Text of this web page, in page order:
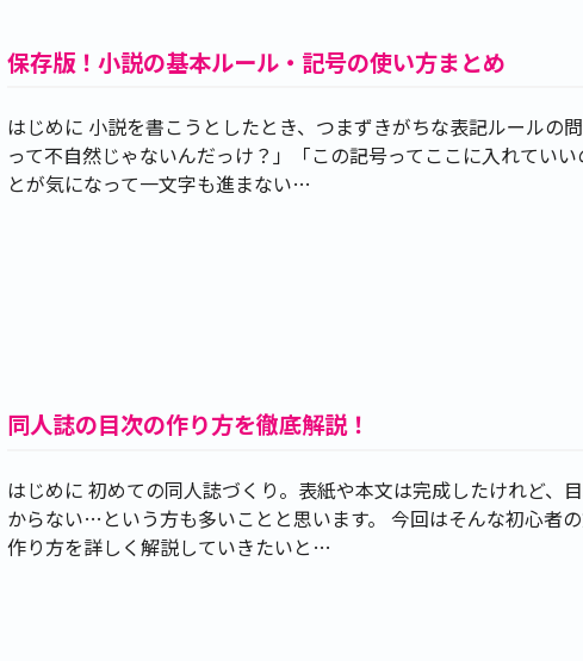
保存版！小説の基本ルール・記号の使い方まとめ
はじめに 小説を書こうとしたとき、つまずきがちな表記ルールの
って不自然じゃないんだっけ？」「この記号ってここに入れてい
とが気になって一文字も進まない…
同人誌の目次の作り方を徹底解説！
はじめに 初めての同人誌づくり。表紙や本文は完成したけれど、
からない…という方も多いことと思います。 今回はそんな初心者
作り方を詳しく解説していきたいと…